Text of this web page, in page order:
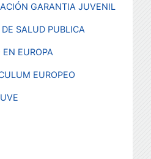
GARANTIA JUVENIL
SALUD PUBLICA
EUROPA
EUROPEO